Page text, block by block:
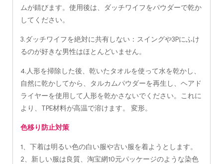
ムが錆びます。使用後は、ダッチワイフをパウダーで乾か
してください。
3.ダッチワイフを絶対に共有しない：スイングや3Pにふけ
るのが好きな男性はほとんどいません。
4.人形を掃除した後、乾いたタオルを使って水を乾かし、
自然に乾かしてから、タルカムパウダーを再生し、ヘアド
ライヤーを使用して人形を乾かさないでください。これに
より、TPE材料が高温で溶けます。 変形。
色移り防止対策
1、下着は明るい色の白い服や古い服を着ようとします。
2、新しい服は良質、淘宝網10元パッケージのような染色